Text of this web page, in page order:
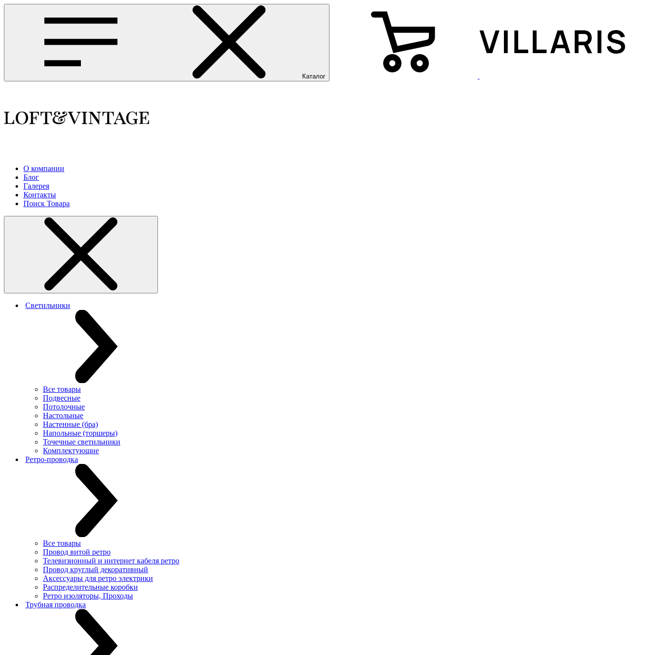
Каталог
О компании
Блог
Галерея
Контакты
Поиск Товара
Светильники
Все товары
Подвесные
Потолочные
Настольные
Настенные (бра)
Напольные (торшеры)
Точечные светильники
Комплектующие
Ретро-проводка
Все товары
Провод витой ретро
Телевизионный и интернет кабеля ретро
Провод круглый декоративный
Аксессуары для ретро электрики
Распределительные коробки
Ретро изоляторы, Проходы
Трубная проводка